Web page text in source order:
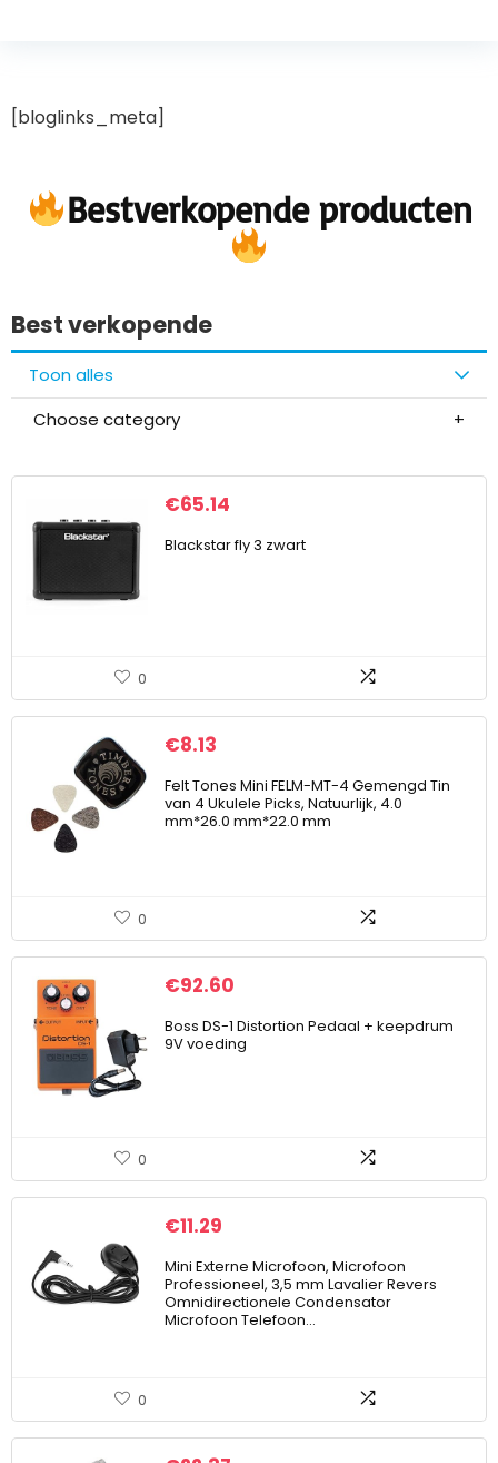
[bloglinks_meta]
Bestverkopende producten
Best verkopende
Toon alles
Choose category
€65.14
Blackstar fly 3 zwart
0
€8.13
Felt Tones Mini FELM-MT-4 Gemengd Tin
van 4 Ukulele Picks, Natuurlijk, 4.0
mm*26.0 mm*22.0 mm
0
€92.60
Boss DS-1 Distortion Pedaal + keepdrum
9V voeding
0
€11.29
Mini Externe Microfoon, Microfoon
Professioneel, 3,5 mm Lavalier Revers
Omnidirectionele Condensator
Microfoon Telefoon…
0